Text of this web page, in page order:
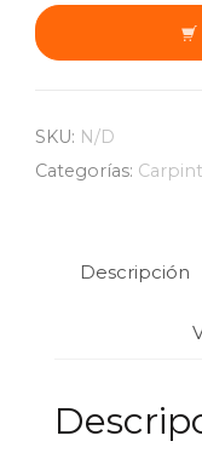
Genova
Cromado
R.52
GECELE
cantidad
SKU: N/D
Categorías:
Descripción